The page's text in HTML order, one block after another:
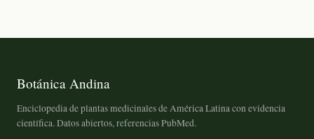
Botánica Andina
Enciclopedia de plantas medicinales de América Latina con evidencia
científica. Datos abiertos, referencias PubMed.